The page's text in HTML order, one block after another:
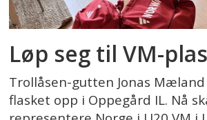
Løp seg til VM-
Trollåsen-gutten Jonas
flasket opp i Oppegård IL. Nå